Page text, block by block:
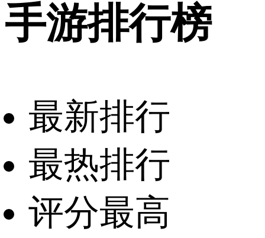
手游排行榜
最新排行
最热排行
评分最高